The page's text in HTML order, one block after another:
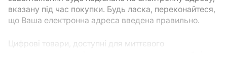
вказану під час покупки. Будь ласка, переконайтеся,
що Ваша електронна адреса введена правильно.
Цифрові товари, доступні для миттєвого